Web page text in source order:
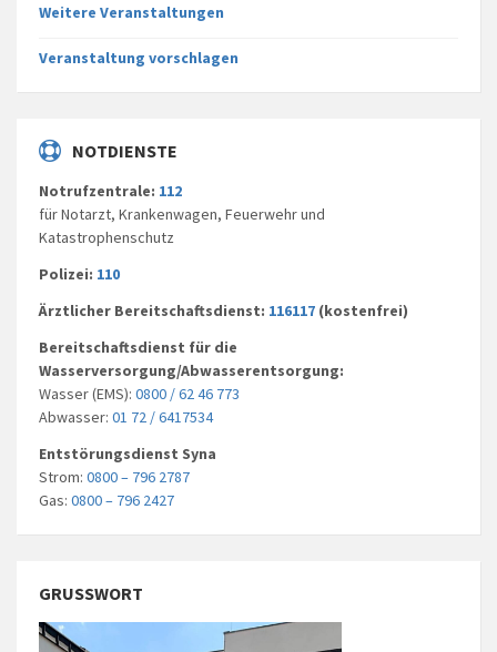
Weitere Veranstaltungen
Veranstaltung vorschlagen
NOTDIENSTE
Notrufzentrale: 112
für Notarzt, Krankenwagen, Feuerwehr und
Katastrophenschutz
Polizei: 110
Ärztlicher Bereitschaftsdienst: 116117 (kostenfrei)
Bereitschaftsdienst für die
Wasserversorgung/Abwasserentsorgung:
Wasser (EMS): 0800 / 62 46 773
Abwasser: 01 72 / 6417534
Entstörungsdienst Syna
Strom: 0800 – 796 2787
Gas: 0800 – 796 2427
GRUSSWORT